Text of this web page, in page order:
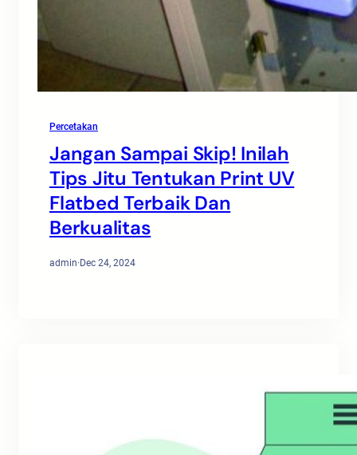
Percetakan
Jangan Sampai Skip! Inilah
Tips Jitu Tentukan Print UV
Flatbed Terbaik Dan
Berkualitas
admin·Dec 24, 2024